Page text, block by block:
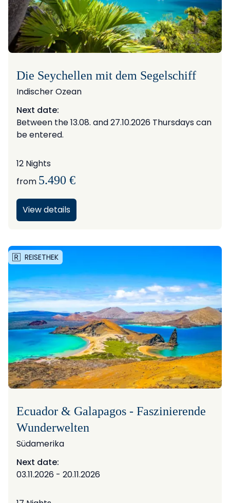
Die Seychellen mit dem Segelschiff
Indischer Ozean
Next date:
Between the 13.08. and 27.10.2026 Thursdays can
be entered.
12 Nights
from 5.490 €
View details
REISETHEK
Ecuador & Galapagos - Faszinierende
Wunderwelten
Südamerika
Next date:
03.11.2026 - 20.11.2026